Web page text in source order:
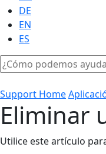
DE
EN
ES
Support Home
Eliminar
Utilice este artículo